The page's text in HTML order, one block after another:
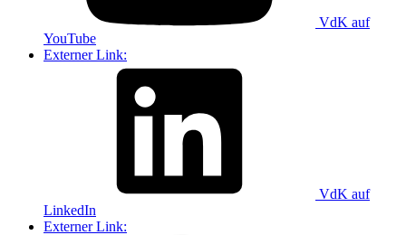
VdK auf
YouTube
Externer Link:
VdK auf
LinkedIn
Externer Link: